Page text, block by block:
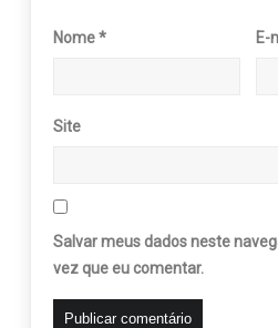
Nome* E-
Site
Salvar meus dados neste
vez que eu comentar.